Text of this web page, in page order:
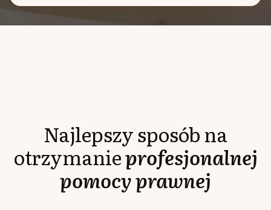
Najlepszy sposób na
otrzymanieprofesjonalnej
pomocy prawnej